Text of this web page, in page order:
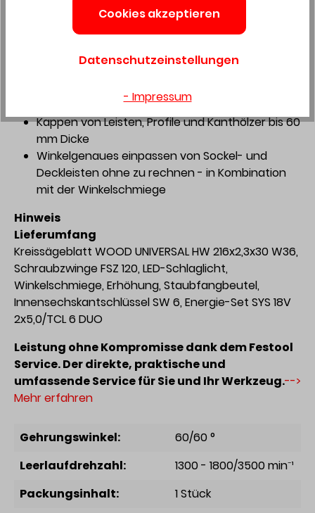
Spindelstopp im Handumdrehen erledigt
Ideal für den mobilen Einsatz bei der Montage
Kappen von Leisten, Profile und Kanthölzer bis 60
mm Dicke
Winkelgenaues einpassen von Sockel- und
Deckleisten ohne zu rechnen - in Kombination
mit der Winkelschmiege
Hinweis
Lieferumfang
Kreissägeblatt WOOD UNIVERSAL HW 216x2,3x30 W36,
Schraubzwinge FSZ 120, LED-Schlaglicht,
Winkelschmiege, Erhöhung, Staubfangbeutel,
Innensechskantschlüssel SW 6, Energie-Set SYS 18V
2x5,0/TCL 6 DUO
Leistung ohne Kompromisse dank dem Festool
Service. Der direkte, praktische und
umfassende Service für Sie und Ihr Werkzeug.-->
Mehr erfahren
Gehrungswinkel:
60/60 °
Leerlaufdrehzahl:
1300 - 1800/3500 min⁻¹
Packungsinhalt:
1 Stück
Cookies akzeptieren
Datenschutzeinstellungen
- Impressum